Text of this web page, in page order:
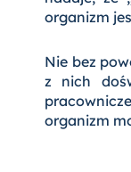
organizm
Nie bez
z nich
organizm